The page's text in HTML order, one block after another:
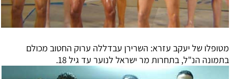
מטופלו של יעקב עזרא: השרירן עבדללה ערוק החטוב מכולם
בתמונה הנ"ל, בתחרות מר ישראל לנוער עד גיל 18.